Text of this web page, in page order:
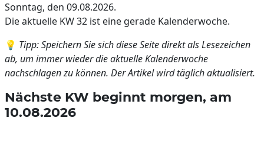
Sonntag, den 09.08.2026.
Die aktuelle KW 32 ist eine gerade Kalenderwoche.
💡 Tipp: Speichern Sie sich diese Seite direkt als Lesezeichen
ab, um immer wieder die aktuelle Kalenderwoche
nachschlagen zu können. Der Artikel wird täglich aktualisiert.
Nächste KW beginnt morgen, am
10.08.2026